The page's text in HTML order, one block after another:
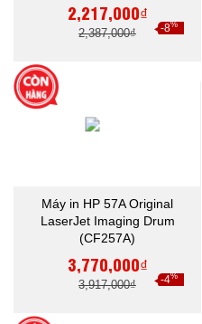
2,217,000₫
2,387,000₫ -8%
Máy in HP 57A Original
LaserJet Imaging Drum
(CF257A)
3,770,000₫
3,917,000₫ -4%